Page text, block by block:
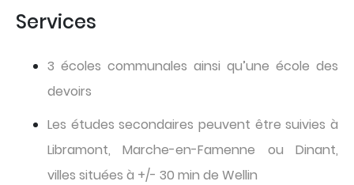
Services
3 écoles communales ainsi qu’une école des
devoirs
Les études secondaires peuvent être suivies à
Libramont, Marche-en-Famenne ou Dinant,
villes situées à +/- 30 min de Wellin